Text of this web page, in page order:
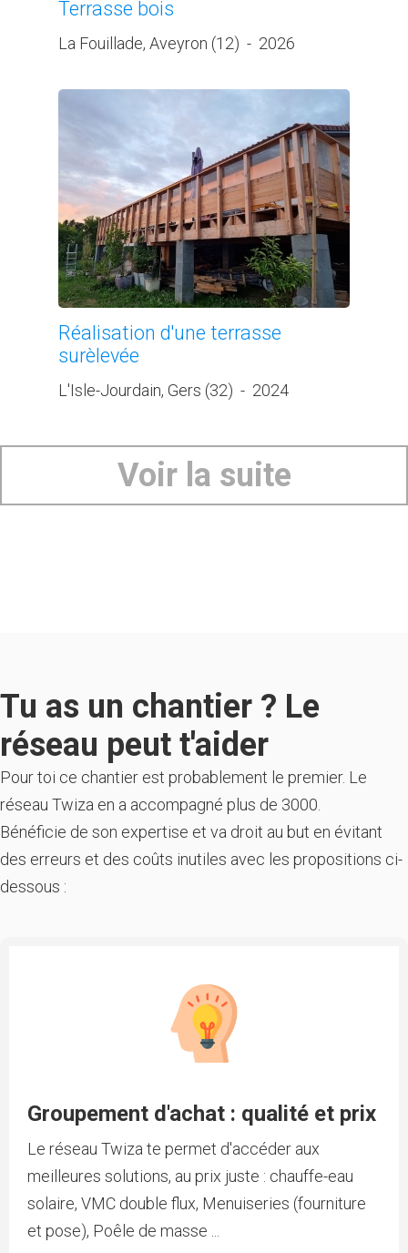
Terrasse bois
La Fouillade, Aveyron (12) - 2026
Réalisation d'une terrasse
surèlevée
L'Isle-Jourdain, Gers (32) - 2024
Voir la suite
Tu as un chantier ? Le
réseau peut t'aider
Pour toi ce chantier est probablement le premier. Le
réseau Twiza en a accompagné plus de 3000.
Bénéficie de son expertise et va droit au but en évitant
des erreurs et des coûts inutiles avec les propositions ci-
dessous :
Groupement d'achat : qualité et prix
Le réseau Twiza te permet d'accéder aux
meilleures solutions, au prix juste : chauffe-eau
solaire, VMC double flux, Menuiseries (fourniture
et pose), Poêle de masse ...